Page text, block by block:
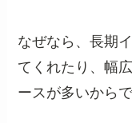
なぜなら、長期
てくれたり、幅
ースが多いからで